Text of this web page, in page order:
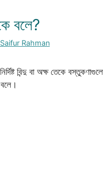
বলে?
Rahman
বিন্দু বা অক্ষ তেকে